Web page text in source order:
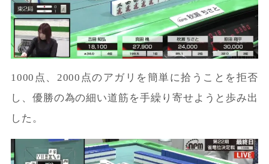
1000点、2000点のアガリを簡単に拾うことを拒否
し、優勝の為の細い道筋を手繰り寄せようと歩み出
した。